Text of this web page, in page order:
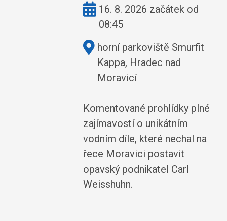
Kdy:16. 8. 2026 začátek od
08:45
Kde:horní parkoviště Smurfit
Kappa, Hradec nad
Moravicí
Komentované prohlídky plné
zajímavostí o unikátním
vodním díle, které nechal na
řece Moravici postavit
opavský podnikatel Carl
Weisshuhn.